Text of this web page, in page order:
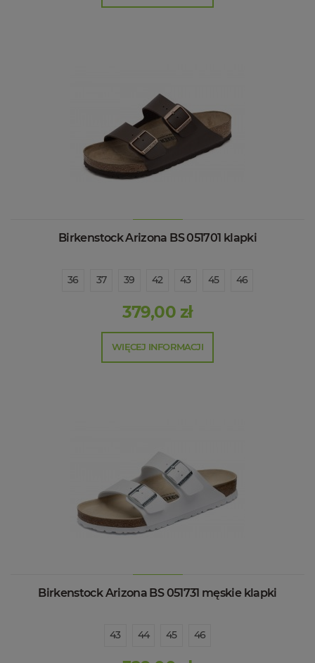
Birkenstock Arizona BS 051701 klapki
36 37 39 42 43 45 46
379,00 zł
WIĘCEJ INFORMACJI
Birkenstock Arizona BS 051731 męskie klapki
43 44 45 46